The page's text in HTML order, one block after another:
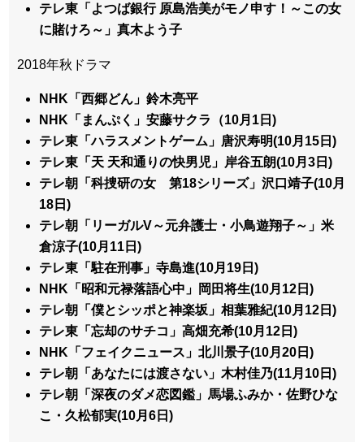
テレ東「よつば銀行 原島浩美がモノ申す！～この女
に賭けろ～」真木よう子
2018年秋ドラマ
NHK「西郷どん」鈴木亮平
NHK「まんぷく」安藤サクラ（10月1日)
テレ東「ハラスメントゲーム」唐沢寿明(10月15日)
テレ東「天 天和通りの快男児」岸谷五朗(10月3日)
テレ朝「科捜研の女 第18シリーズ」沢口靖子(10月
18日)
テレ朝「リーガルV～元弁護士・小鳥遊翔子～」米
倉涼子(10月11日)
テレ東「駐在刑事」寺島進(10月19日)
NHK「昭和元禄落語心中」岡田将生(10月12日)
テレ朝「僕とシッポと神楽坂」相葉雅紀(10月12日)
テレ東「忘却のサチコ」高畑充希(10月12日)
NHK「フェイクニュース」北川景子(10月20日)
テレ朝「あなたには渡さない」木村佳乃(11月10日)
テレ朝「深夜のダメ恋図鑑」馬場ふみか・佐野ひな
こ・久松郁実(10月6日)